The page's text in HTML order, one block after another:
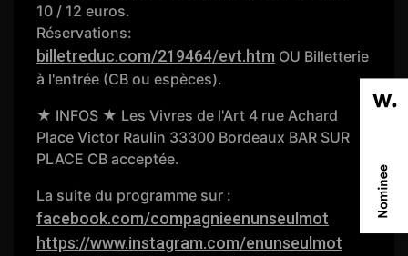
10 / 12 euros.
Réservations:
billetreduc.com/219464/evt.htm OU Billetterie
à l'entrée (CB ou espèces).
★ INFOS ★ Les Vivres de l'Art 4 rue Achard
Place Victor Raulin 33300 Bordeaux BAR SUR
PLACE CB acceptée.
La suite du programme sur :
facebook.com/compagnieenunseulmot
https://www.instagram.com/enunseulmot